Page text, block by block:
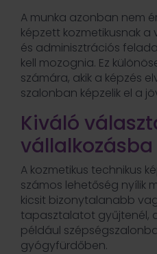
A munka azonban nem
képzett kozmetikusnak a
és adminisztrációs
kell mozognia. Ez
számára, akik a képzés
szalonban képzelik el a
Kiváló
vállalkozásba
A kozmetikus technikus
számos lehetőség nyílik
kicsit bizonytalanabb
tapasztalatot gyűjtenél,
például
gyógyfürdőben.